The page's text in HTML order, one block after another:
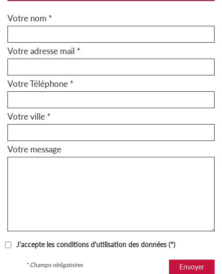
Votre nom *
Votre adresse mail *
Votre Téléphone *
Votre ville *
Votre message
J'accepte les conditions d'utilisation des données (*)
Envoyer
* Champs obligatoires